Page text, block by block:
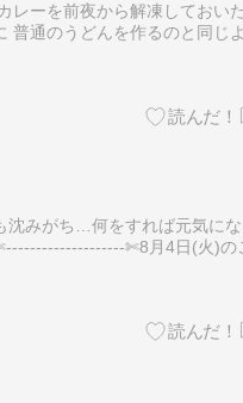
レーを前夜から解凍しておい
普通のうどんを作るのと同じ
沈みがち…何をすれば元気に
‐✄8月4日(火)の